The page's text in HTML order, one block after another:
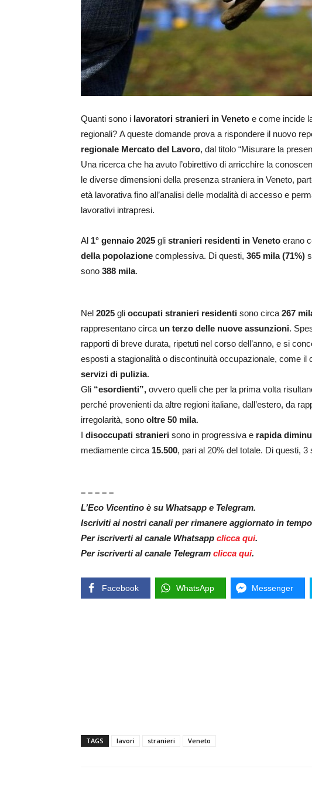
Quanti sono i lavoratori stranieri in Veneto e come incide
regionali? A queste domande prova a rispondere il nuovo
regionale Mercato del Lavoro, dal titolo “Misurare la
Una ricerca che ha avuto l’obirettivo di arricchire la
le diverse dimensioni della presenza straniera in Veneto,
età lavorativa fino all’analisi delle modalità di accesso e
lavorativi intrapresi.
Al 1° gennaio 2025 gli stranieri residenti in Veneto erano
della popolazione complessiva. Di questi, 365 mila (71%)
sono 388 mila.
Nel 2025 gli occupati stranieri residenti sono circa 267
rappresentano circa un terzo delle nuove assunzioni.
rapporti di breve durata, ripetuti nel corso dell’anno, e si
esposti a stagionalità o discontinuità occupazionale, come il
servizi di pulizia.
Gli “esordienti”, ovvero quelli che per la prima volta
perché provenienti da altre regioni italiane, dall’estero, da
irregolarità, sono oltre 50 mila.
I disoccupati stranieri sono in progressiva e rapida
mediamente circa 15.500, pari al 20% del totale. Di questi,
– – – – –
L’Eco Vicentino è su Whatsapp e Telegram.
Iscriviti ai nostri canali per rimanere aggiornato in
Per iscriverti al canale Whatsapp clicca qui.
Per iscriverti al canale Telegram clicca qui.
Facebook WhatsApp Messenger
TAGS lavori stranieri Veneto